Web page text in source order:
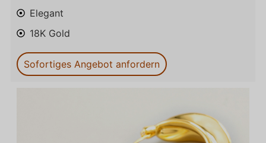
Elegant
18K Gold
Sofortiges Angebot anfordern